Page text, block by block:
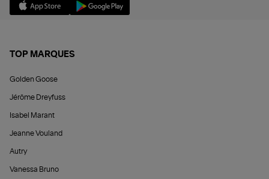
TOP MARQUES
Golden Goose
Jérôme Dreyfuss
Isabel Marant
Jeanne Vouland
Autry
Vanessa Bruno